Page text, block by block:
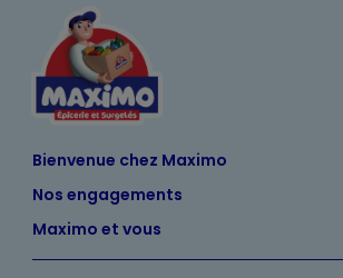
Bienvenue chez Maximo
Nos engagements
Maximo et vous